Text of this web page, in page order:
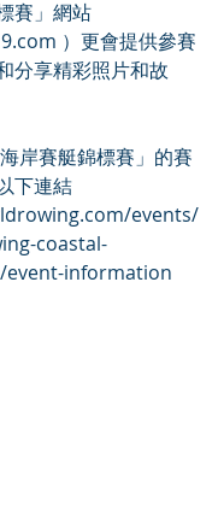
賽」網站
）更會提供參賽
分享精彩照片和故
岸賽艇錦標賽」的賽
下連結
events/
coastal-
event-information